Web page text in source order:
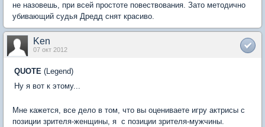
не назовешь, при всей простоте повествования. Зато методично
убивающий судья Дредд снят красиво.
Ken
07 окт 2012
QUOTE (Legend)
Ну я вот к этому...
Мне кажется, все дело в том, что вы оцениваете игру актрисы с
позиции зрителя-женщины, я  с позиции зрителя-мужчины.